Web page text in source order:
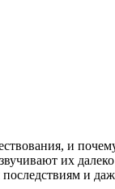
и
их далеко
и